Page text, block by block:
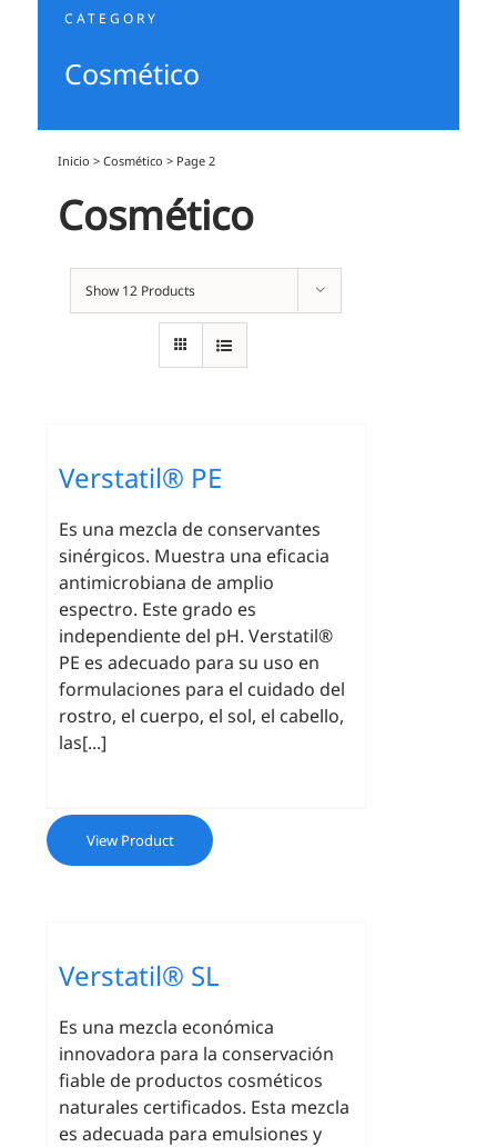
CATEGORY
Cosmético
Inicio >Cosmético > Page 2
Cosmético
Show 12 Products
Verstatil® PE
Es una mezcla de conservantes
sinérgicos. Muestra una eficacia
antimicrobiana de amplio
espectro. Este grado es
independiente del pH. Verstatil®
PE es adecuado para su uso en
formulaciones para el cuidado del
rostro, el cuerpo, el sol, el cabello,
las[...]
View Product
Verstatil® SL
Es una mezcla económica
innovadora para la conservación
fiable de productos cosméticos
naturales certificados. Esta mezcla
es adecuada para emulsiones y